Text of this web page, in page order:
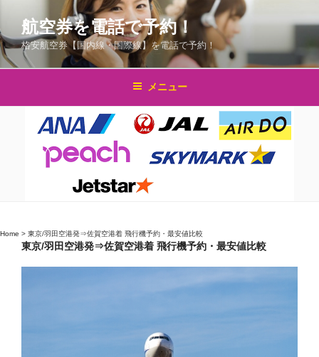
テ
ン
ス
航空券を電話で予約！
格安航空券【国内線・国際線】を電話で予約！
メニュー
Home > 東京/羽田空港発⇒佐賀空港着 飛行機予約・最安値比較
東京/羽田空港発⇒佐賀空港着 飛行機予約・最安値比較